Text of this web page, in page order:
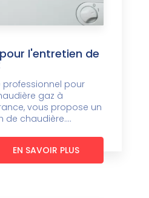
l'entretien de
professionnel pour
gaz à
vous propose un
de chaudière....
EN SAVOIR PLUS